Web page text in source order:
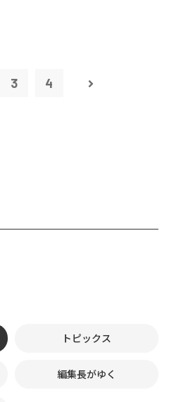
3 4
トピックス
編集長がゆく